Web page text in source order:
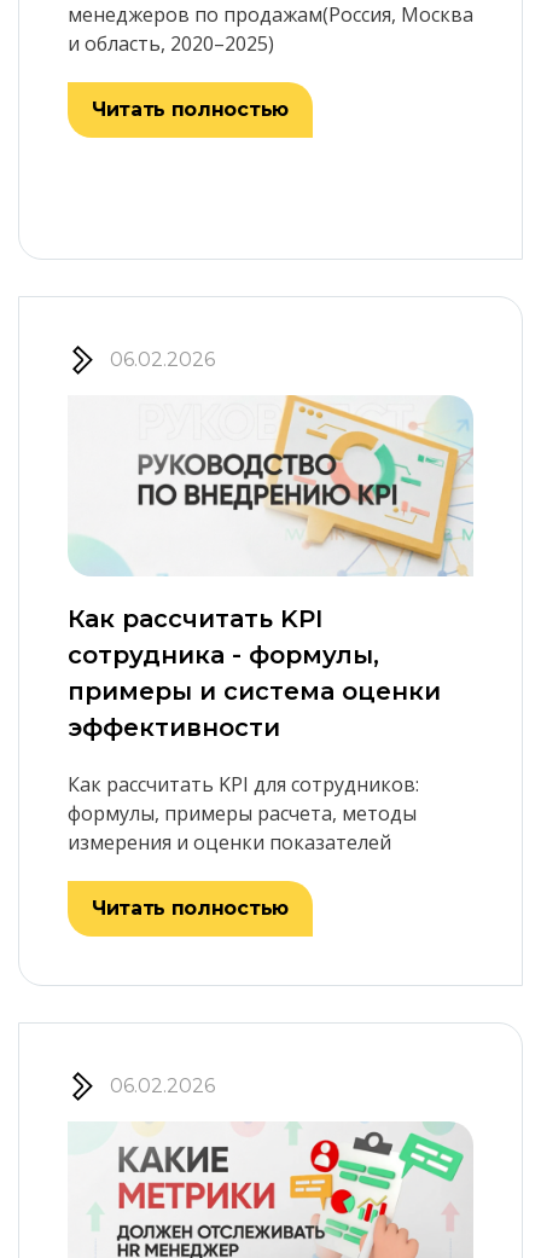
менеджеров по продажам(Россия, Москва
и область, 2020–2025)
Читать полностью
06.02.2026
Как рассчитать KPI
сотрудника - формулы,
примеры и система оценки
эффективности
Как рассчитать KPI для сотрудников:
формулы, примеры расчета, методы
измерения и оценки показателей
Читать полностью
06.02.2026